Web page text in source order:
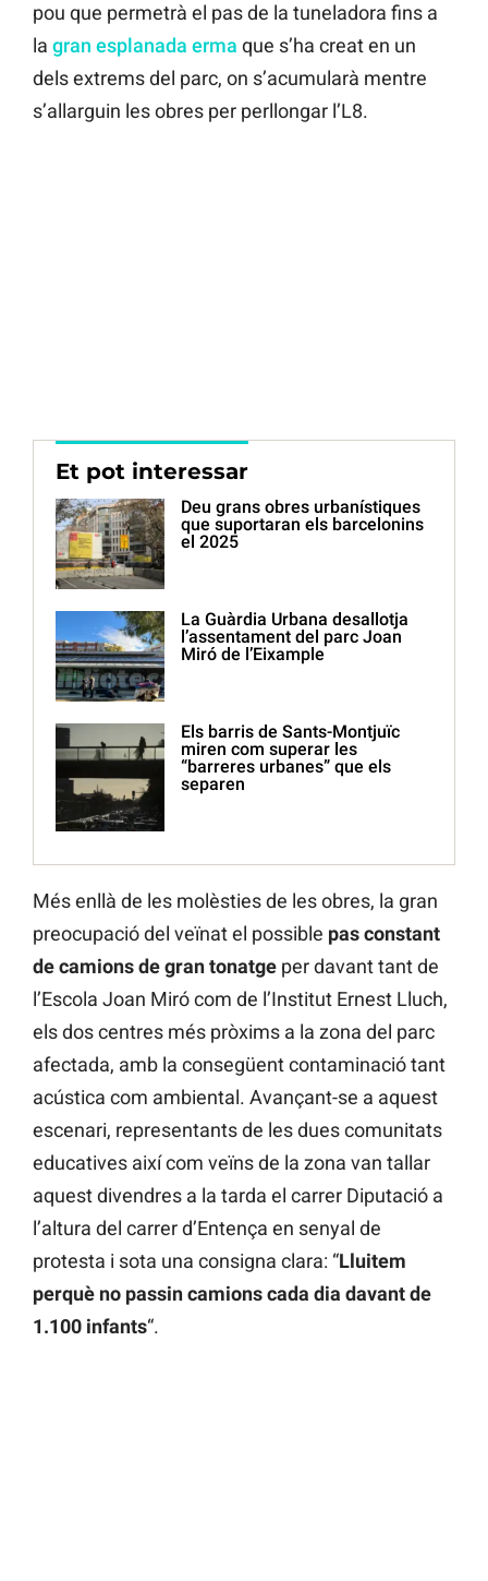
pou que permetrà el pas de la tuneladora fins a
la gran esplanada erma que s’ha creat en un
dels extrems del parc, on s’acumularà mentre
s’allarguin les obres per perllongar l’L8.
Et pot interessar
Deu grans obres urbanístiques
que suportaran els barcelonins
el 2025
La Guàrdia Urbana desallotja
l’assentament del parc Joan
Miró de l’Eixample
Els barris de Sants-Montjuïc
miren com superar les
“barreres urbanes” que els
separen
Més enllà de les molèsties de les obres, la gran
preocupació del veïnat el possible pas constant
de camions de gran tonatge per davant tant de
l’Escola Joan Miró com de l’Institut Ernest Lluch,
els dos centres més pròxims a la zona del parc
afectada, amb la consegüent contaminació tant
acústica com ambiental. Avançant-se a aquest
escenari, representants de les dues comunitats
educatives així com veïns de la zona van tallar
aquest divendres a la tarda el carrer Diputació a
l’altura del carrer d’Entença en senyal de
protesta i sota una consigna clara: “Lluitem
perquè no passin camions cada dia davant de
1.100 infants“.